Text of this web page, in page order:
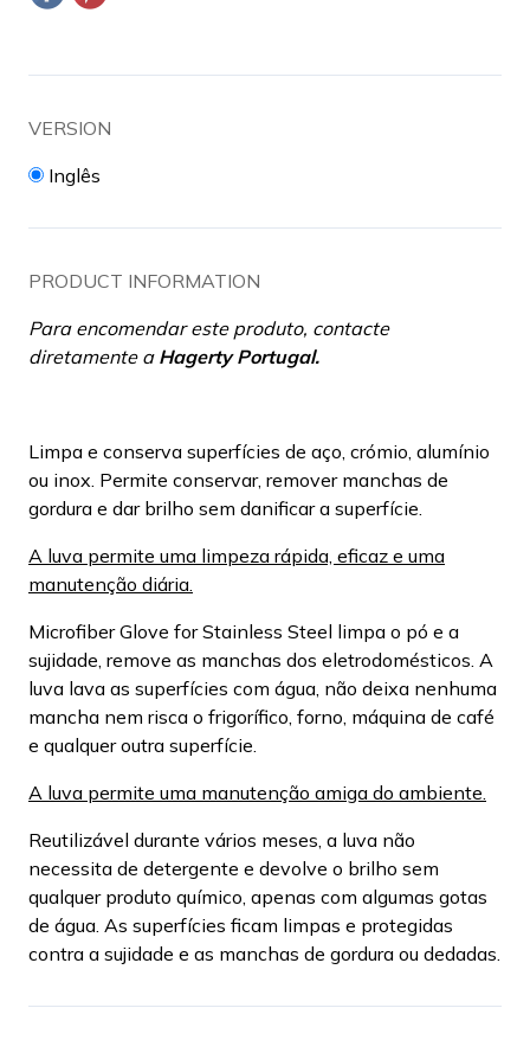
VERSION
Inglês
PRODUCT INFORMATION
Para encomendar este produto, contacte
diretamente a Hagerty Portugal.
Limpa e conserva superfícies de aço, crómio, alumínio
ou inox. Permite conservar, remover manchas de
gordura e dar brilho sem danificar a superfície.
A luva permite uma limpeza rápida, eficaz e uma
manutenção diária.
Microfiber Glove for Stainless Steel limpa o pó e a
sujidade, remove as manchas dos eletrodomésticos. A
luva lava as superfícies com água, não deixa nenhuma
mancha nem risca o frigorífico, forno, máquina de café
e qualquer outra superfície.
A luva permite uma manutenção amiga do ambiente.
Reutilizável durante vários meses, a luva não
necessita de detergente e devolve o brilho sem
qualquer produto químico, apenas com algumas gotas
de água. As superfícies ficam limpas e protegidas
contra a sujidade e as manchas de gordura ou dedadas.